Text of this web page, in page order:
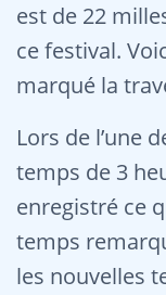
est de 22
ce festival.
marqué la
Lors de l’une
temps de 3
enregistré ce
temps
les nouvelles